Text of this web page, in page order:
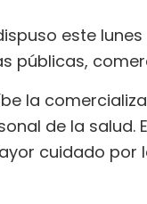
este
públicas,
la
de la salud.
cuidado